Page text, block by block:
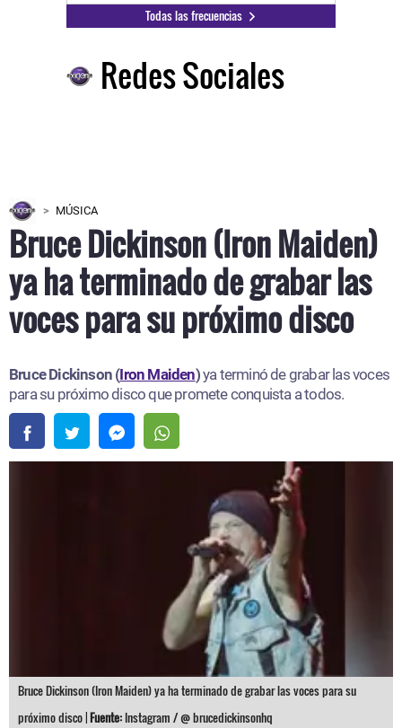
Todas las frecuencias
Redes Sociales
MÚSICA
Bruce Dickinson (Iron Maiden)
ya ha terminado de grabar las
voces para su próximo disco
Bruce Dickinson (Iron Maiden)ya terminó de grabar las voces
para su próximo disco que promete conquista a todos.
Bruce Dickinson (Iron Maiden) ya ha terminado de grabar las voces para su
próximo disco |Fuente: Instagram / @ brucedickinsonhq